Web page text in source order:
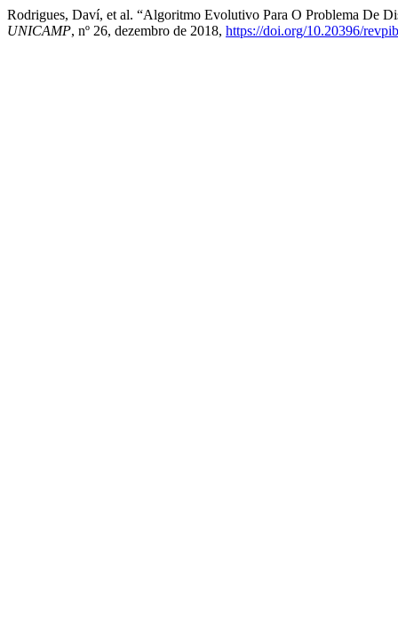
Rodrigues, Daví, et al. “Algoritmo Evolutivo Para O Problema De
UNICAMP, nº 26, dezembro de 2018, https://doi.org/10.20396/